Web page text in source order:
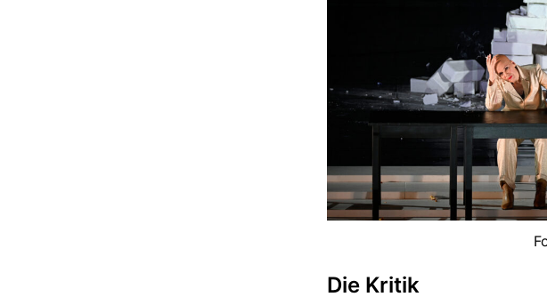
Die Kritik